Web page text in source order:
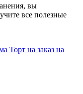
вы
все полезные
Торт на заказ на